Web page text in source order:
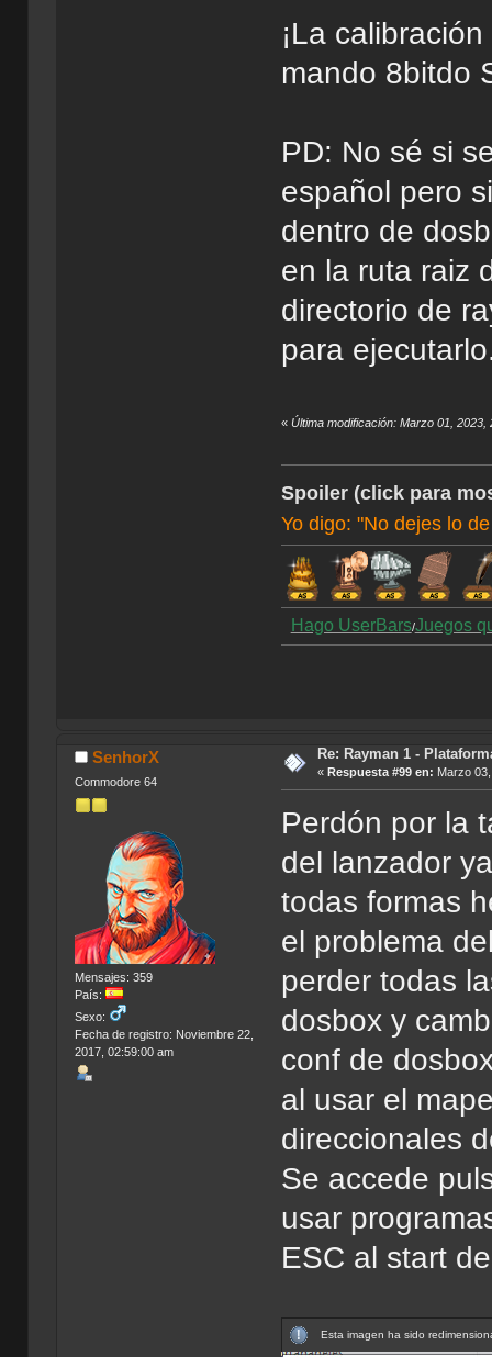
¡La
mando 8bitdo
PD: No sé si
español pero
dentro de
en la ruta raiz
directorio de
para
«Última modificación: Marzo 01,
Spoiler (click para
Yo digo: "No dejes lo
Hago UserBars/Juegos
SenhorX
Commodore 64
Mensajes: 359
País:
Sexo:
Fecha de registro: Noviembre 22,
2017, 02:59:00 am
Re: Rayman 1 -
« Respuesta #99 en: Marzo
Perdón por la
del lanzador
todas formas
el problema
perder todas
dosbox y
conf de
al usar el
direccionales
Se accede
usar
ESC al start
Esta imagen ha sido